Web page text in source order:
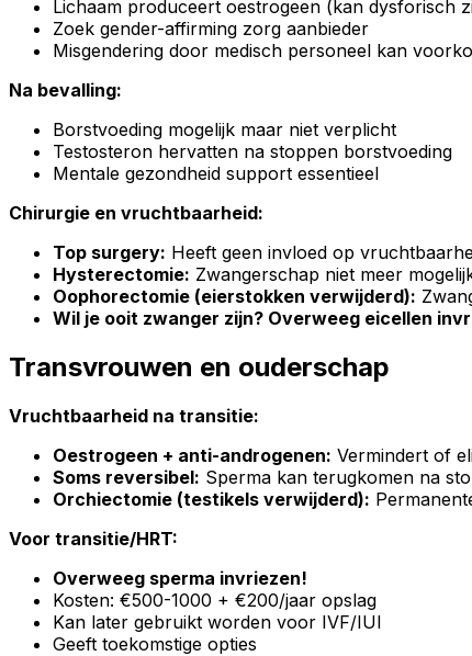
Lichaam produceert oestrogeen (kan dysforisch
Zoek gender-affirming zorg aanbieder
Misgendering door medisch personeel kan
Na bevalling:
Borstvoeding mogelijk maar niet verplicht
Testosteron hervatten na stoppen borstvoeding
Mentale gezondheid support essentieel
Chirurgie en vruchtbaarheid:
Top surgery: Heeft geen invloed op
Hysterectomie: Zwangerschap niet meer
Oophorectomie (eierstokken verwijderd):
Wil je ooit zwanger zijn? Overweeg eicellen
Transvrouwen en ouderschap
Vruchtbaarheid na transitie:
Oestrogeen + anti-androgenen: Vermindert of
Soms reversibel: Sperma kan terugkomen na
Orchiectomie (testikels verwijderd):
Voor transitie/HRT:
Overweeg sperma invriezen!
Kosten: €500-1000 + €200/jaar opslag
Kan later gebruikt worden voor IVF/IUI
Geeft toekomstige opties